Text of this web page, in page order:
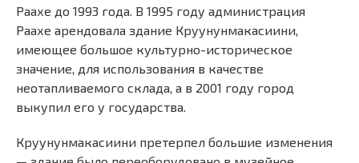
Раахе до 1993 года. В 1995 году администрация
Раахе арендовала здание Круунунмакасиини,
имеющее большое культурно-историческое
значение, для использования в качестве
неотапливаемого склада, а в 2001 году город
выкупил его у государства.
Круунунмакасиини претерпел большие изменения